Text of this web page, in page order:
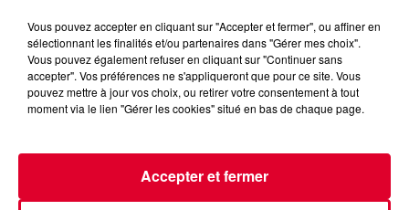
Lost Frequencies
Crédit :Lost Frequencies
Vous pouvez accepter en cliquant sur "Accepter et fermer", ou affiner en
sélectionnant les finalités et/ou partenaires dans "Gérer mes choix".
Vous pouvez également refuser en cliquant sur "Continuer sans
accepter". Vos préférences ne s'appliqueront que pour ce site. Vous
pouvez mettre à jour vos choix, ou retirer votre consentement à tout
moment via le lien "Gérer les cookies" situé en bas de chaque page.
Accepter et fermer